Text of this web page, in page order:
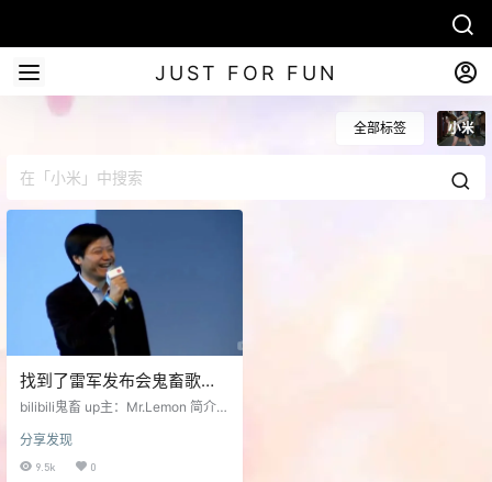
JUST FOR FUN
全部标签 小米
找到了雷军发布会鬼畜歌的
原版 丢出来安利一下
bilibili鬼畜 up主：Mr.Lemon 简介：
了，学了这么多年的英语口音全回
不去了。虽然是英语歌，但我相信
分享发现
9.5k 0